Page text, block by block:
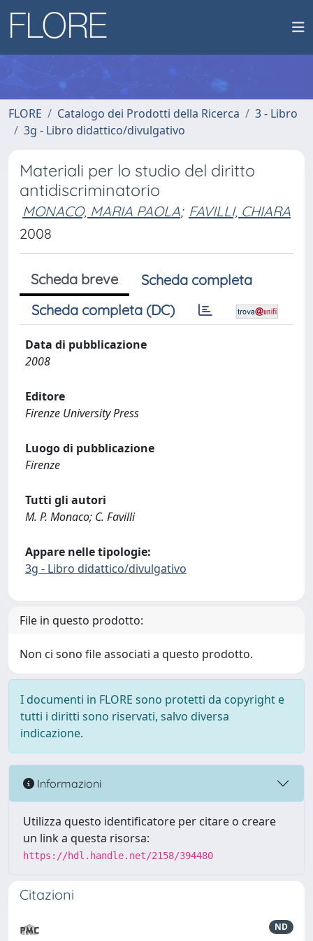
FLORE Catalogo dei Prodotti della Ricerca
3 - Libro
3g - Libro didattico/divulgativo
Materiali per lo studio del diritto
antidiscriminatorio
MONACO, MARIA PAOLA; FAVILLI, CHIARA
2008
Scheda breve
Scheda completa
Scheda completa (DC)
Data di pubblicazione
2008
Editore
Firenze University Press
Luogo di pubblicazione
Firenze
Tutti gli autori
M. P. Monaco; C. Favilli
Appare nelle tipologie:
3g - Libro didattico/divulgativo
File in questo prodotto:
Non ci sono file associati a questo prodotto.
I documenti in FLORE sono protetti da copyright e
tutti i diritti sono riservati, salvo diversa
indicazione.
Informazioni
Utilizza questo identificatore per citare o creare
un link a questa risorsa:
https://hdl.handle.net/2158/394480
Citazioni
ND